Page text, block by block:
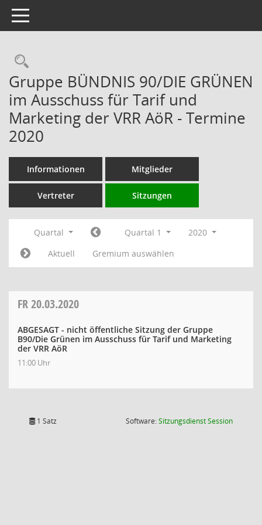
Toggle navigation
Rechercheauswahl
Gruppe BÜNDNIS 90/DIE GRÜNEN
im Ausschuss für Tarif und
Marketing der VRR AöR - Termine
2020
Informationen Mitglieder
Vertreter Sitzungen
Quartal Quartal 1
2020
Aktuell
Gremium auswählen
FR20.03.2020
ABGESAGT - nicht öffentliche Sitzung der Gruppe
B90/Die Grünen im Ausschuss für Tarif und Marketing
der VRR AöR
11:00 Uhr
1 Satz Software:SitzungsdienstSession(Wird in